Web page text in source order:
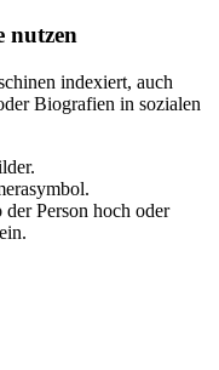
nutzen
indexiert, auch
Biografien in sozialen
Person hoch oder